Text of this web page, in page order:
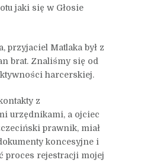
jaki się w Głosie
przyjaciel Matlaka był z
brat. Znaliśmy się od
harcerskiej.
z
urzędnikami, a ojciec
prawnik, miał
koncesyjne i
proces rejestracji mojej